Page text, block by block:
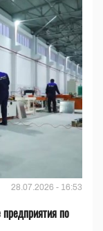
28.07.2026 - 16:53
по